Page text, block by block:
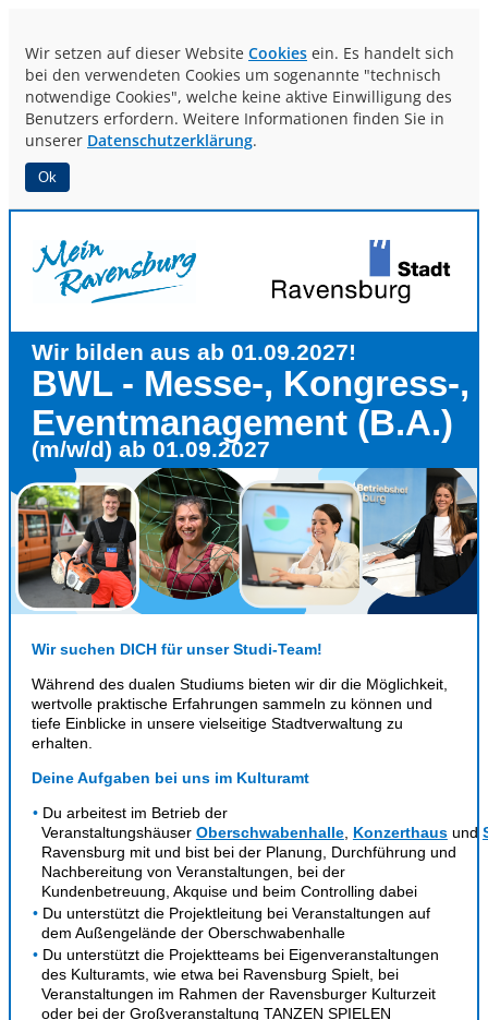
Wir setzen auf dieser Website Cookies ein. Es handelt sich
bei den verwendeten Cookies um sogenannte "technisch
notwendige Cookies", welche keine aktive Einwilligung des
Benutzers erfordern. Weitere Informationen finden Sie in
unserer Datenschutzerklärung.
Ok
Wir bilden aus ab 01.09.2027!
BWL - Messe-, Kongress-,
Eventmanagement (B.A.)
(m/w/d) ab 01.09.2027
Wir suchen DICH für unser Studi-Team!
Während des dualen Studiums bieten wir dir die Möglichkeit,
wertvolle praktische Erfahrungen sammeln zu können und
tiefe Einblicke in unsere vielseitige Stadtverwaltung zu
erhalten.
Deine Aufgaben bei uns im Kulturamt
Du arbeitest im Betrieb der
Veranstaltungshäuser Oberschwabenhalle, Konzerthausund
Ravensburg mit und bist bei der Planung, Durchführung und
Nachbereitung von Veranstaltungen, bei der
Kundenbetreuung, Akquise und beim Controlling dabei
Du unterstützt die Projektleitung bei Veranstaltungen auf
dem Außengelände der Oberschwabenhalle
Du unterstützt die Projektteams bei Eigenveranstaltungen
des Kulturamts, wie etwa bei Ravensburg Spielt, bei
Veranstaltungen im Rahmen der Ravensburger Kulturzeit
oder bei der Großveranstaltung TANZEN SPIELEN